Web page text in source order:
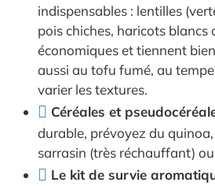
indispensables : lentilles
pois chiches, haricots blancs
économiques et tiennent
aussi au tofu fumé, au
varier les textures.
Céréales et
durable, prévoyez du
sarrasin (très réchauffant)
Le kit de survie